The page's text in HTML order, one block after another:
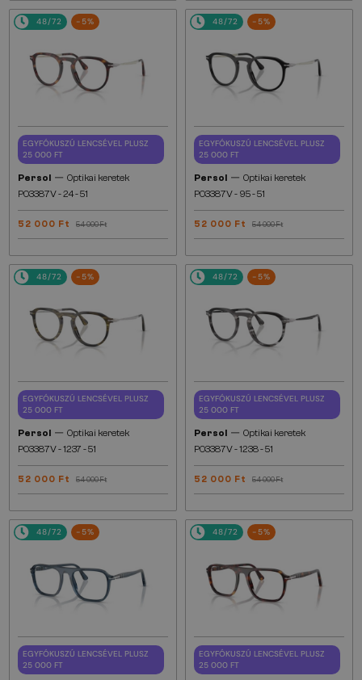
48/72 -5%
EGYFÓKUSZÚ LENCSÉVEL PLUSZ
25 000 FT
Persol — Optikai keretek
PO3387V - 24 - 51
52 000 Ft 54 000 Ft
48/72 -5%
EGYFÓKUSZÚ LENCSÉVEL PLUSZ
25 000 FT
Persol — Optikai keretek
PO3387V - 95 - 51
52 000 Ft 54 000 Ft
48/72 -5%
EGYFÓKUSZÚ LENCSÉVEL PLUSZ
25 000 FT
Persol — Optikai keretek
PO3387V - 1237 - 51
52 000 Ft 54 000 Ft
48/72 -5%
EGYFÓKUSZÚ LENCSÉVEL PLUSZ
25 000 FT
Persol — Optikai keretek
PO3387V - 1238 - 51
52 000 Ft 54 000 Ft
48/72 -5%
EGYFÓKUSZÚ LENCSÉVEL PLUSZ
25 000 FT
48/72 -5%
EGYFÓKUSZÚ LENCSÉVEL PLUSZ
25 000 FT